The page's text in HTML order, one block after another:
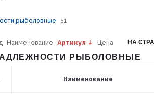
рыболовные 51
Наименование Артикул Цена НА
РЫБОЛОВНЫЕ
Наименование